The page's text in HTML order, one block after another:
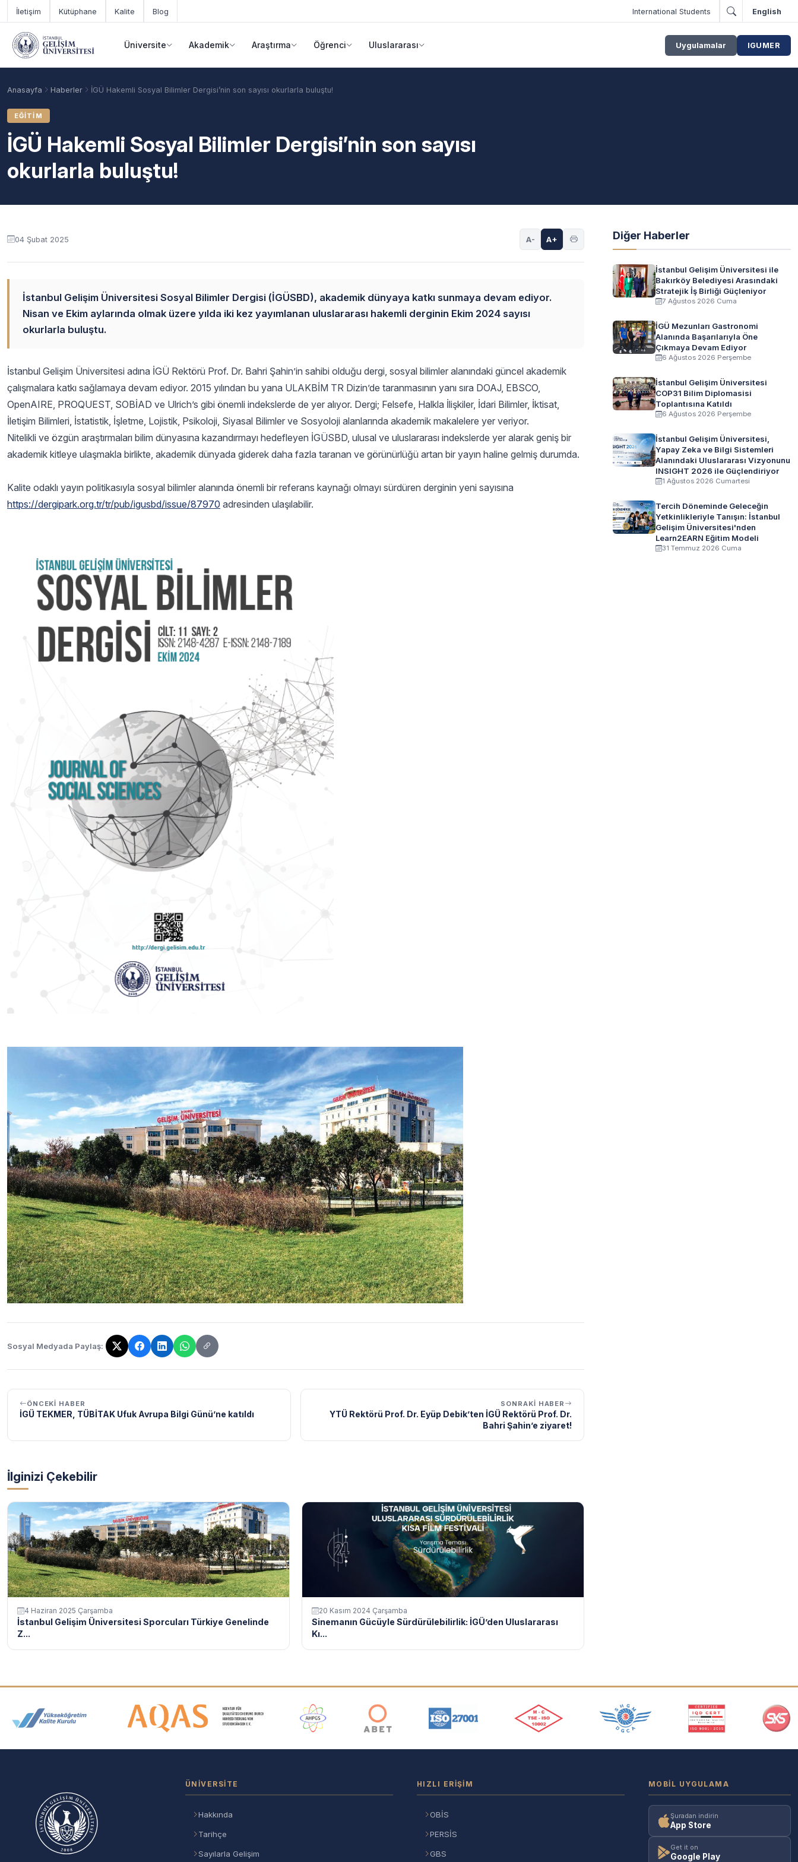
Ana içeriğe geç
İletişim Kütüphane Kalite Blog International Students English
Üniversite Akademik Araştırma Öğrenci Uluslararası Uygulamalar IGUMER
Anasayfa Haberler İGÜ Hakemli Sosyal Bilimler Dergisi’nin son sayısı okurlarla buluştu!
EĞITIM
İGÜ Hakemli Sosyal Bilimler Dergisi’nin son sayısı
okurlarla buluştu!
04 Şubat 2025 A- A+
İstanbul Gelişim Üniversitesi Sosyal Bilimler Dergisi (İGÜSBD), akademik dünyaya katkı sunmaya devam ediyor.
Nisan ve Ekim aylarında olmak üzere yılda iki kez yayımlanan uluslararası hakemli derginin Ekim 2024 sayısı
okurlarla buluştu.
İstanbul Gelişim Üniversitesi adına İGÜ Rektörü Prof. Dr. Bahri Şahin’in sahibi olduğu dergi, sosyal bilimler alanındaki güncel akademik
çalışmalara katkı sağlamaya devam ediyor. 2015 yılından bu yana ULAKBİM TR Dizin’de taranmasının yanı sıra DOAJ, EBSCO,
OpenAIRE, PROQUEST, SOBİAD ve Ulrich’s gibi önemli indekslerde de yer alıyor. Dergi; Felsefe, Halkla İlişkiler, İdari Bilimler, İktisat,
İletişim Bilimleri, İstatistik, İşletme, Lojistik, Psikoloji, Siyasal Bilimler ve Sosyoloji alanlarında akademik makalelere yer veriyor.
Nitelikli ve özgün araştırmaları bilim dünyasına kazandırmayı hedefleyen İGÜSBD, ulusal ve uluslararası indekslerde yer alarak geniş bir
akademik kitleye ulaşmakla birlikte, akademik dünyada giderek daha fazla taranan ve görünürlüğü artan bir yayın haline gelmiş durumda.
Kalite odaklı yayın politikasıyla sosyal bilimler alanında önemli bir referans kaynağı olmayı sürdüren derginin yeni sayısına
https://dergipark.org.tr/tr/pub/igusbd/issue/87970 adresinden ulaşılabilir.
Sosyal Medyada Paylaş:
Bağlantı kopyalandı!
ÖNCEKI HABER
İGÜ TEKMER, TÜBİTAK Ufuk Avrupa Bilgi Günü’ne katıldı
SONRAKI HABER
YTÜ Rektörü Prof. Dr. Eyüp Debik’ten İGÜ Rektörü Prof. Dr.
Bahri Şahin’e ziyaret!
İlginizi Çekebilir
4 Haziran 2025 Çarşamba
İstanbul Gelişim Üniversitesi Sporcuları Türkiye Genelinde
Z...
20 Kasım 2024 Çarşamba
Sinemanın Gücüyle Sürdürülebilirlik: İGÜ’den Uluslararası
Kı...
Diğer Haberler
İstanbul Gelişim Üniversitesi ile
Bakırköy Belediyesi Arasındaki
Stratejik İş Birliği Güçleniyor
7 Ağustos 2026 Cuma
İGÜ Mezunları Gastronomi
Alanında Başarılarıyla Öne
Çıkmaya Devam Ediyor
6 Ağustos 2026 Perşembe
İstanbul Gelişim Üniversitesi
COP31 Bilim Diplomasisi
Toplantısına Katıldı
6 Ağustos 2026 Perşembe
İstanbul Gelişim Üniversitesi,
Yapay Zeka ve Bilgi Sistemleri
Alanındaki Uluslararası Vizyonunu
INSIGHT 2026 ile Güçlendiriyor
1 Ağustos 2026 Cumartesi
Tercih Döneminde Geleceğin
Yetkinlikleriyle Tanışın: İstanbul
Gelişim Üniversitesi'nden
Learn2EARN Eğitim Modeli
31 Temmuz 2026 Cuma
Akreditasyon ve Üyelik Logoları
ÜNIVERSITE
Hakkında
Tarihçe
Sayılarla Gelişim
HIZLI ERIŞIM
OBİS
PERSİS
GBS
MOBIL UYGULAMA
Şuradan indirin
App Store
Get it on
Google Play